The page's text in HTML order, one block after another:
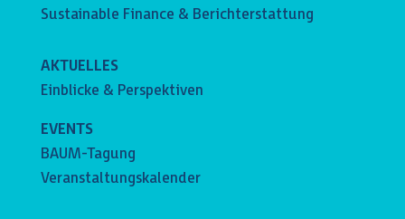
Sustainable Finance & Berichterstattung
AKTUELLES
Einblicke & Perspektiven
EVENTS
BAUM-Tagung
Veranstaltungskalender